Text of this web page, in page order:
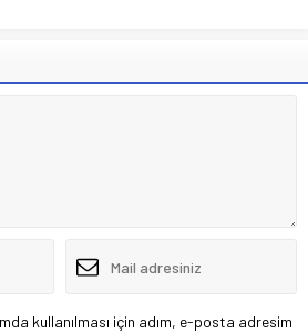
kullanılması için adım, e-posta adresim